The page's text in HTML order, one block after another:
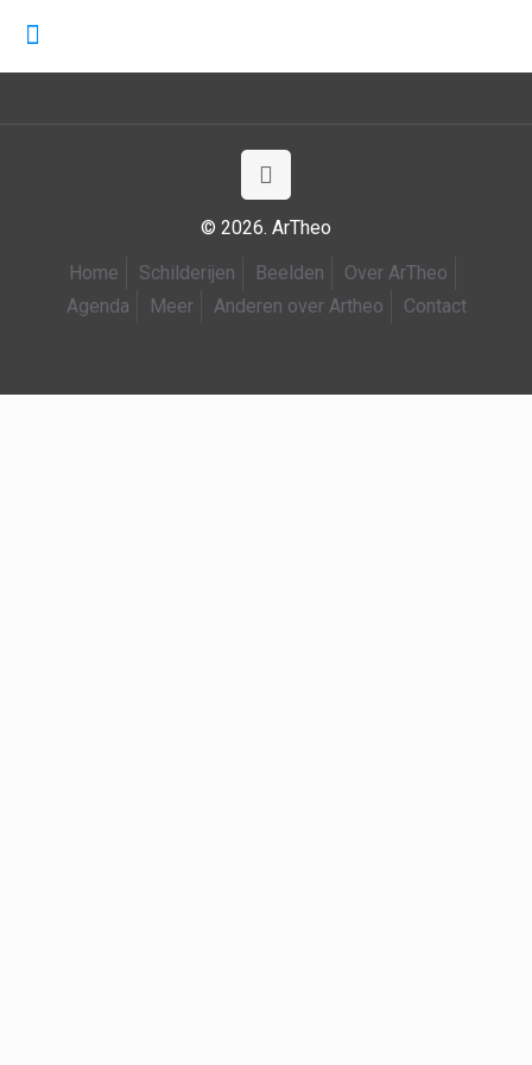
© 2026. ArTheo
Home
Schilderijen Beelden
Over ArTheo
Agenda
Meer Anderen over Artheo Contact